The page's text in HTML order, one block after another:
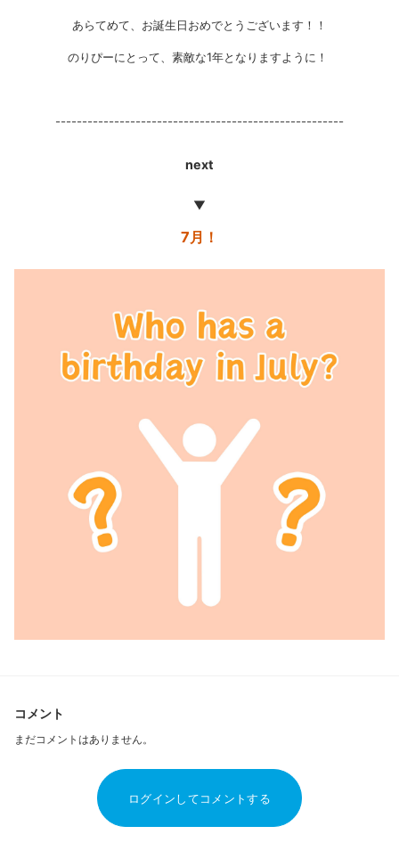
あらてめて、お誕生日おめでとうございます！！
のりぴーにとって、素敵な1年となりますように！
------------------------------------------------------
next
▼
7月！
コメント
まだコメントはありません。
ログインしてコメントする